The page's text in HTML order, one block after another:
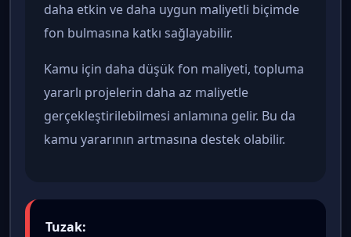
daha etkin ve daha uygun maliyetli biçimde
fon bulmasına katkı sağlayabilir.
Kamu için daha düşük fon maliyeti, topluma
yararlı projelerin daha az maliyetle
gerçekleştirilebilmesi anlamına gelir. Bu da
kamu yararının artmasına destek olabilir.
Tuzak: